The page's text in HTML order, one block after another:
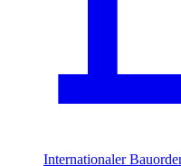
Internationaler